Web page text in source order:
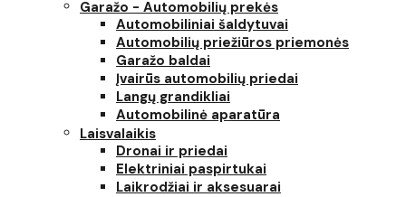
Garažo - Automobilių prekės
Automobiliniai šaldytuvai
Automobilių priežiūros priemonės
Garažo baldai
Įvairūs automobilių priedai
Langų grandikliai
Automobilinė aparatūra
Laisvalaikis
Dronai ir priedai
Elektriniai paspirtukai
Laikrodžiai ir aksesuarai